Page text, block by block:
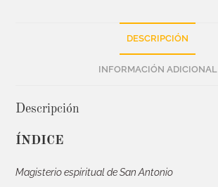
DESCRIPCIÓN
INFORMACIÓN ADICIONAL
Descripción
ÍNDICE
Magisterio espiritual de San Antonio